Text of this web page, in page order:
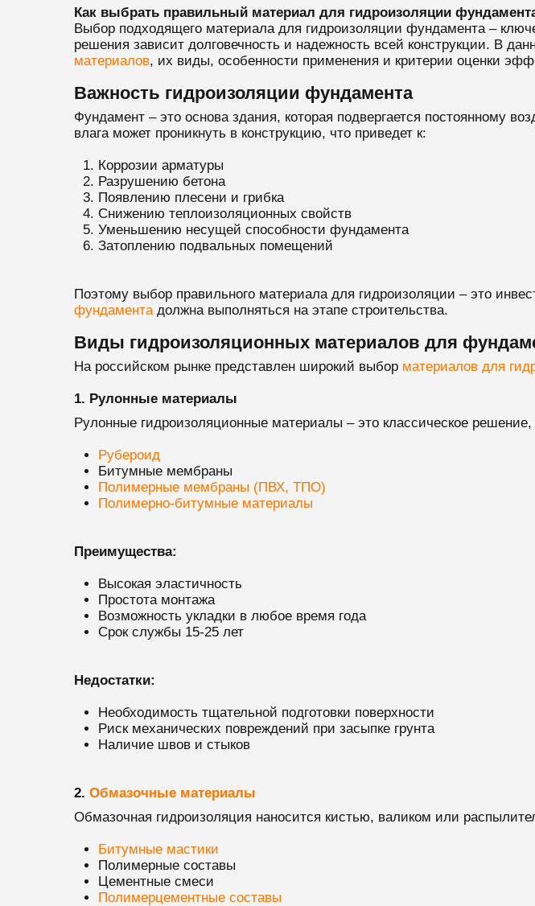
Как выбрать правильный материал для гидроизоляции
Выбор подходящего материала для гидроизоляции фундамента –
решения зависит долговечность и надежность всей конструкции. В
материалов, их виды, особенности применения и критерии оценки
Важность гидроизоляции фундамента
Фундамент – это основа здания, которая подвергается постоянному
влага может проникнуть в конструкцию, что приведет к:
Коррозии арматуры
Разрушению бетона
Появлению плесени и грибка
Снижению теплоизоляционных свойств
Уменьшению несущей способности фундамента
Затоплению подвальных помещений
Поэтому выбор правильного материала для гидроизоляции – это
фундаментадолжна выполняться на этапе строительства.
Виды гидроизоляционных материалов для
На российском рынке представлен широкий выбор материалов для
1. Рулонные материалы
Рулонные гидроизоляционные материалы – это классическое
Рубероид
Битумные мембраны
Полимерные мембраны (ПВХ, ТПО)
Полимерно-битумные материалы
Преимущества:
Высокая эластичность
Простота монтажа
Возможность укладки в любое время года
Срок службы 15-25 лет
Недостатки:
Необходимость тщательной подготовки поверхности
Риск механических повреждений при засыпке грунта
Наличие швов и стыков
2. Обмазочные материалы
Обмазочная гидроизоляция наносится кистью, валиком или
Битумные мастики
Полимерные составы
Цементные смеси
Полимерцементные составы